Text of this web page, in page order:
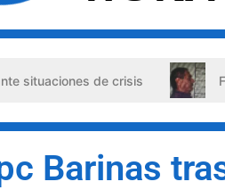
de crisis Falso
Barinas